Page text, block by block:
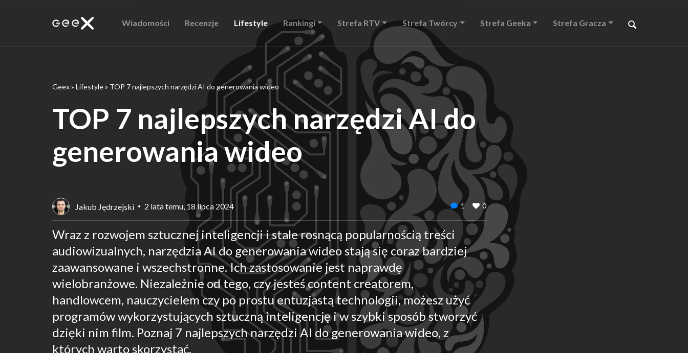
Wiadomości Recenzje Lifestyle Rankingi Strefa RTV Strefa Twórcy Strefa Geeka Strefa Gracza
Geex» Lifestyle» TOP 7 najlepszych narzędzi AI do generowania wideo
TOP 7 najlepszych narzędzi AI do
generowania wideo
Jakub Jędrzejski 2 lata temu, 18 lipca 2024 1 0
Wraz z rozwojem sztucznej inteligencji i stale rosnącą popularnością treści
audiowizualnych, narzędzia AI do generowania wideo stają się coraz bardziej
zaawansowane i wszechstronne. Ich zastosowanie jest naprawdę
wielobranżowe. Niezależnie od tego, czy jesteś content creatorem,
handlowcem, nauczycielem czy po prostu entuzjastą technologii, możesz użyć
programów wykorzystujących sztuczną inteligencję i w szybki sposób stworzyć
dzięki nim film. Poznaj 7 najlepszych narzędzi AI do generowania wideo, z
których warto skorzystać.